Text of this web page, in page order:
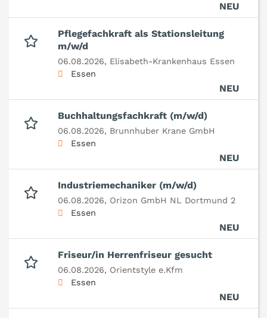
NEU
Pflegefachkraft als Stationsleitung
m/w/d
06.08.2026, Elisabeth-Krankenhaus Essen
Essen
NEU
Buchhaltungsfachkraft (m/w/d)
06.08.2026, Brunnhuber Krane GmbH
Essen
NEU
Industriemechaniker (m/w/d)
06.08.2026, Orizon GmbH NL Dortmund 2
Essen
NEU
Friseur/in Herrenfriseur gesucht
06.08.2026, Orientstyle e.Kfm
Essen
NEU